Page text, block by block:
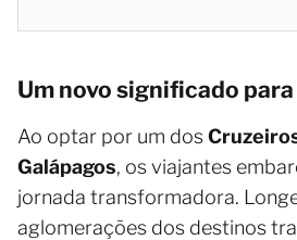
Um novo significado
Ao optar por um dos
Galápagos, os viajantes
jornada transformadora.
aglomerações dos destinos